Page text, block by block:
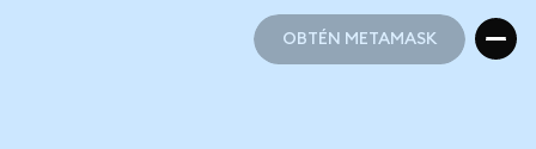
OBTÉN METAMASK